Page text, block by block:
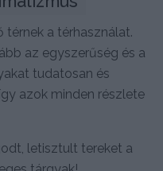
térnek a térhasználat.
az egyszerűség és a
tudatosan és
azok minden részlete
letisztult tereket a